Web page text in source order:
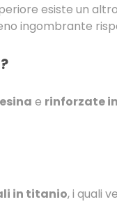
esiste un
ingombrante
e rinforzate
in titanio, i quali